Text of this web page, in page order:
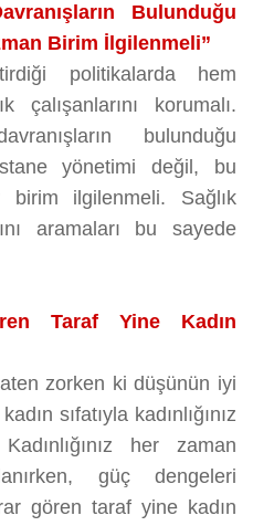
Bulunduğu
Birim İlgilenmeli”
politikalarda hem
çalışanlarını korumalı.
bulunduğu
yönetimi değil, bu
ilgilenmeli. Sağlık
aramaları bu sayede
Taraf Yine Kadın
zorken ki düşünün iyi
sıfatıyla kadınlığınız
her zaman
güç dengeleri
gören taraf yine kadın